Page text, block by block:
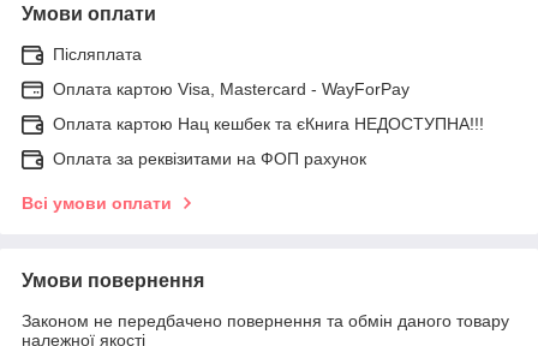
Умови оплати
Післяплата
Оплата картою Visa, Mastercard - WayForPay
Оплата картою Нац кешбек та єКнига НЕДОСТУПНА!!!
Оплата за реквізитами на ФОП рахунок
Всі умови оплати
Умови повернення
Законом не передбачено повернення та обмін даного товару
належної якості